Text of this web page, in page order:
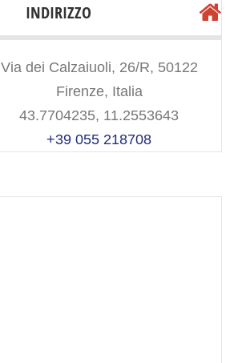
INDIRIZZO
Via dei Calzaiuoli, 26/R, 50122
Firenze, Italia
43.7704235, 11.2553643
+39 055 218708